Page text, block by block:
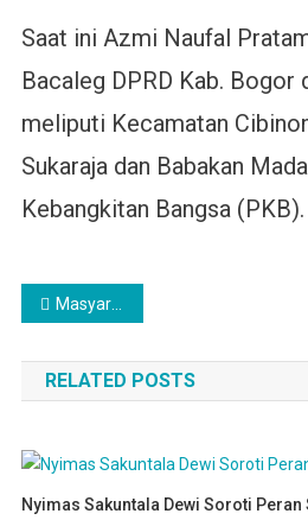
Saat ini Azmi Naufal
Bacaleg DPRD Kab. Bogor
meliputi Kecamatan
Sukaraja dan Babakan
Kebangkitan Bangsa (PKB).
Navigasi
pos
Masyarakat Menolak Sistem Proporsional Tertutup
RELATED POSTS
Nyimas Sakuntala Dewi Soroti